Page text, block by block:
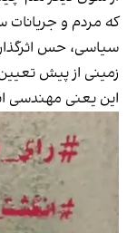
که مردم و
سیاسی، حس
زمینی از پیش
این یعنی مهندسی